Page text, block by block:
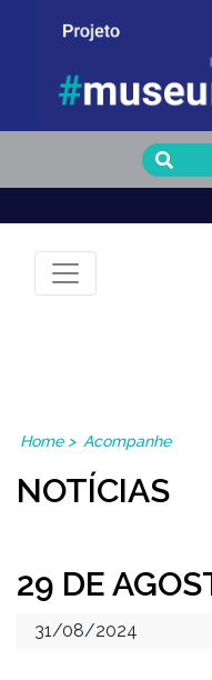
Museu
Home> Acompanhe
NOTÍCIAS
29 DE
31/08/2024